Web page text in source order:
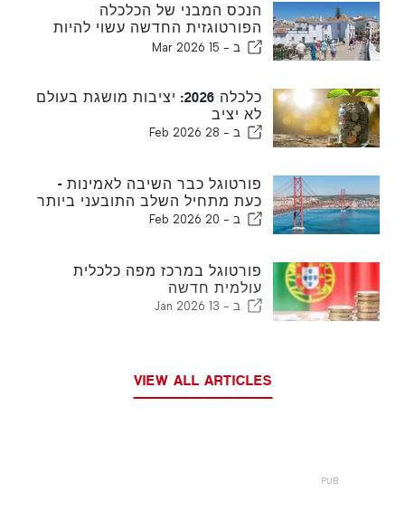
הנכס המבני של הכלכלה
הפורטוגזית החדשה עשוי להיות
דיורב - 15 Mar 2026
כלכלה 2026: יציבות מושגת בעולם
לא יציב
ב - 28 Feb 2026
פורטוגל כבר השיבה לאמינות -
כעת מתחיל השלב התובעני ביותר
ב - 20 Feb 2026
פורטוגל במרכז מפה כלכלית
עולמית חדשה
ב - 13 Jan 2026
VIEW ALL ARTICLES